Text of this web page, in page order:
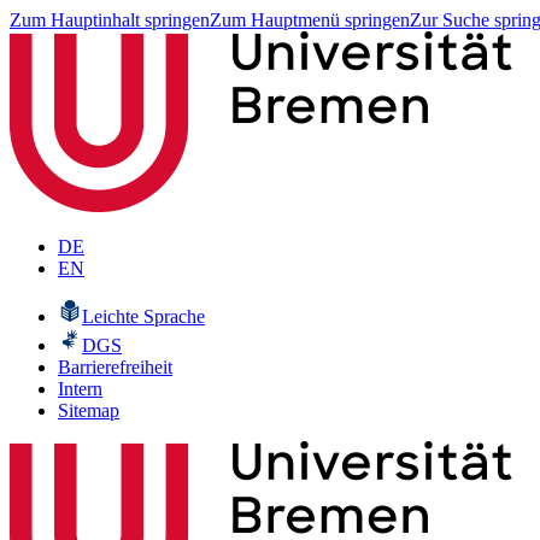
Zum Hauptinhalt springenZum Hauptmenü springenZur Suche
DE
EN
Leichte Sprache
DGS
Barrierefreiheit
Intern
Sitemap